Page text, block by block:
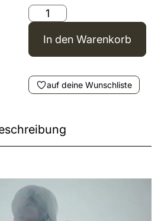
In den Warenkorb
auf deine Wunschliste